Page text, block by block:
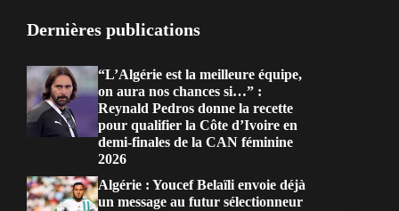
Dernières publications
“L’Algérie est la meilleure équipe,
on aura nos chances si…” :
Reynald Pedros donne la recette
pour qualifier la Côte d’Ivoire en
demi-finales de la CAN féminine
2026
Algérie : Youcef Belaïli envoie déjà
un message au futur sélectionneur